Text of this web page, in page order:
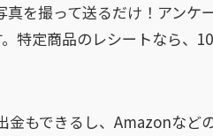
を撮って送るだけ！アンケ
特定商品のレシートなら、
もできるし、Amazonなど